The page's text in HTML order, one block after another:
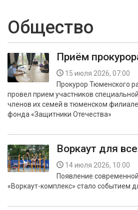
ОБЩЕСТВО
ЭКОНОМИКА
КУЛЬТУРА
БЕЗОПАСНОСТЬ
СПОРТ
АРХИВ PDF
Общество
Приём
15 июля 2026, 07:00
Прокурор Тюменского
провел прием участников
членов их семей в тюменском филиале
фонда «Защитники Отечества»
Воркаут для
14 июля 2026, 10:00
Появление
«Воркаут-комплекс» стало событием